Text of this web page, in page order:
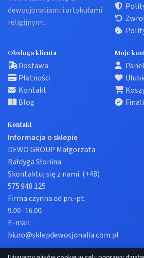
dewocjonaliami i artykułami
religijnymi.
Obsługa klienta
Dostawa
Płatności
Kontakt
Blog
Moje
Kontakt
Informacja o sklepie
DEWO GROUP Małgorzata
Bałdyga Słonina
Skontaktuj się z nami: (+48)
575 948 125
Firma czynna od pn.-pt.
9.00–16.00
E-mail:
biuro@sklepdewocjonalia.com.pl